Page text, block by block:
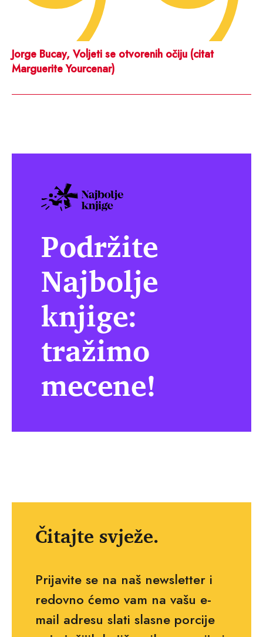
Jorge Bucay, Voljeti se otvorenih očiju (citat
Marguerite Yourcenar)
Podržite
Najbolje
knjige:
tražimo
mecene!
Čitajte svježe.
Prijavite se na naš newsletter i
redovno ćemo vam na vašu e-
mail adresu slati slasne porcije